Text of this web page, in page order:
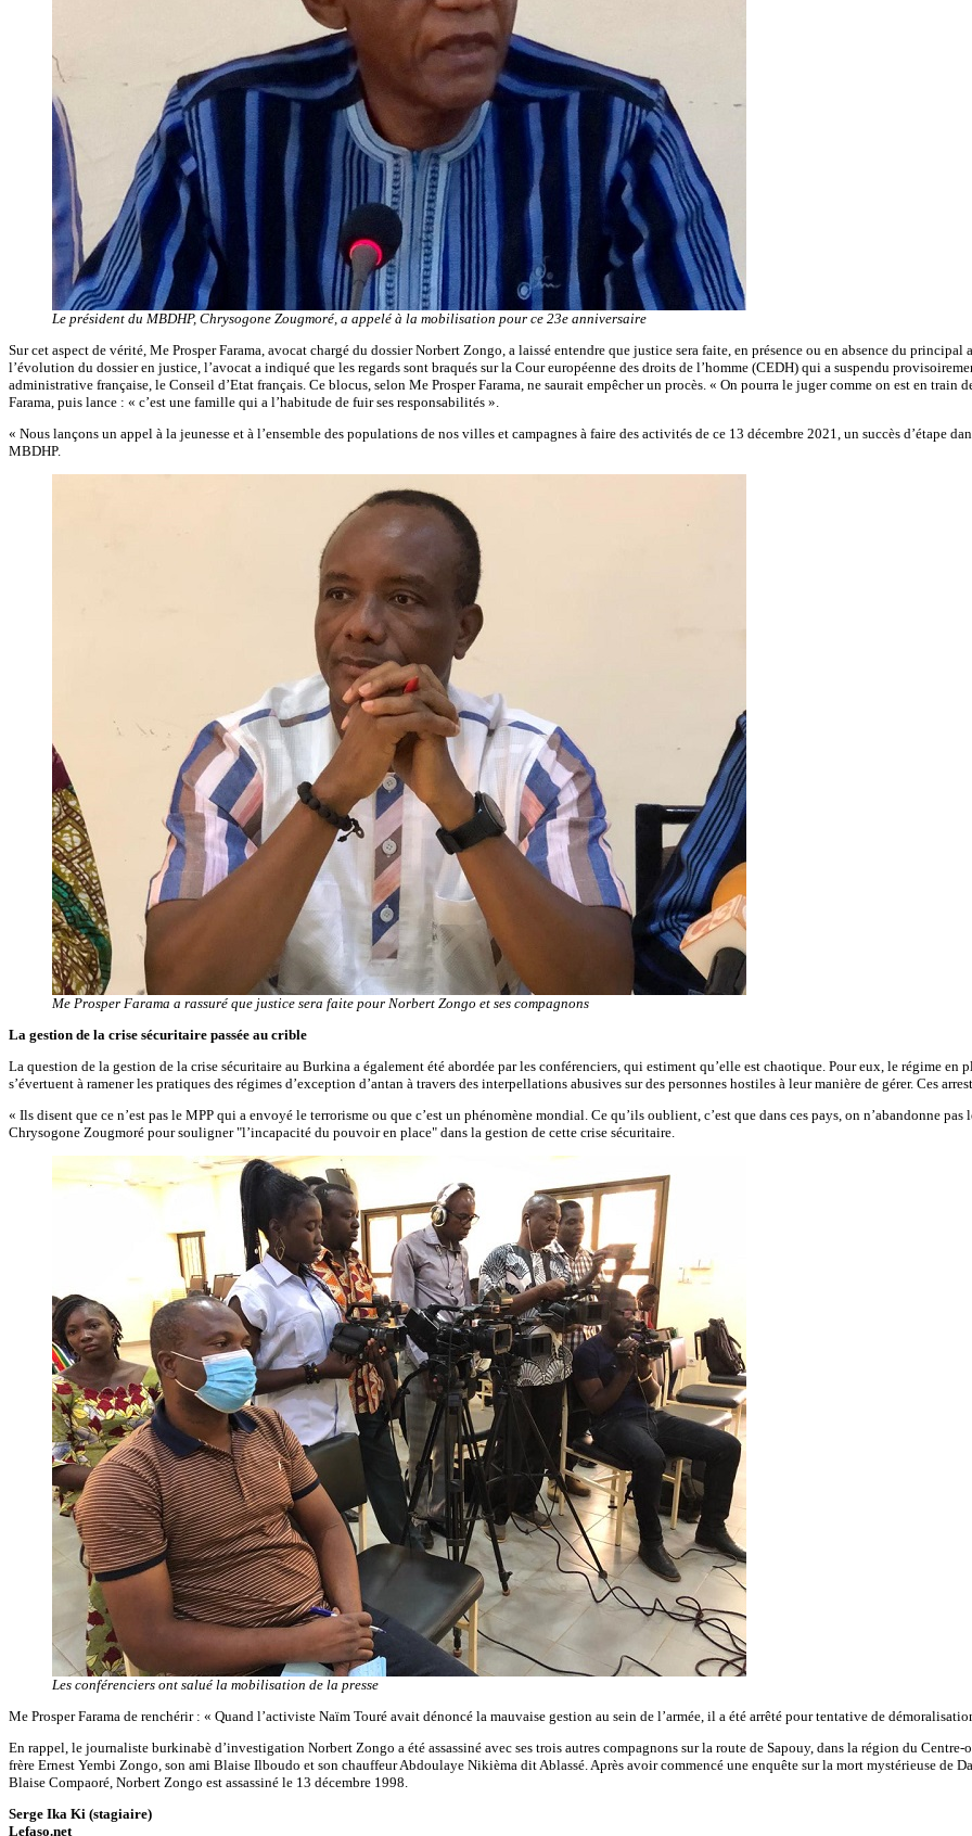
Le président du MBDHP, Chrysogone Zougmoré, a appelé à la mobilisation pour ce 23e anniversaire
Sur cet aspect de vérité, Me Prosper Farama, avocat chargé du dossier Norbert Zongo, a laissé entendre que justice sera faite, en présence ou en absence du
l’évolution du dossier en justice, l’avocat a indiqué que les regards sont braqués sur la Cour européenne des droits de l’homme (CEDH) qui a suspendu
administrative française, le Conseil d’Etat français. Ce blocus, selon Me Prosper Farama, ne saurait empêcher un procès. « On pourra le juger comme on est en train
Farama, puis lance : « c’est une famille qui a l’habitude de fuir ses responsabilités ».
« Nous lançons un appel à la jeunesse et à l’ensemble des populations de nos villes et campagnes à faire des activités de ce 13 décembre 2021, un succès d’étape
MBDHP.
Me Prosper Farama a rassuré que justice sera faite pour Norbert Zongo et ses compagnons
La gestion de la crise sécuritaire passée au crible
La question de la gestion de la crise sécuritaire au Burkina a également été abordée par les conférenciers, qui estiment qu’elle est chaotique. Pour eux, le régime
s’évertuent à ramener les pratiques des régimes d’exception d’antan à travers des interpellations abusives sur des personnes hostiles à leur manière de gérer. Ces
« Ils disent que ce n’est pas le MPP qui a envoyé le terrorisme ou que c’est un phénomène mondial. Ce qu’ils oublient, c’est que dans ces pays, on n’abandonne
Chrysogone Zougmoré pour souligner "l’incapacité du pouvoir en place" dans la gestion de cette crise sécuritaire.
Les conférenciers ont salué la mobilisation de la presse
Me Prosper Farama de renchérir : « Quand l’activiste Naïm Touré avait dénoncé la mauvaise gestion au sein de l’armée, il a été arrêté pour tentative de
En rappel, le journaliste burkinabè d’investigation Norbert Zongo a été assassiné avec ses trois autres compagnons sur la route de Sapouy, dans la région du
frère Ernest Yembi Zongo, son ami Blaise Ilboudo et son chauffeur Abdoulaye Nikièma dit Ablassé. Après avoir commencé une enquête sur la mort mystérieuse de
Blaise Compaoré, Norbert Zongo est assassiné le 13 décembre 1998.
Serge Ika Ki (stagiaire)
Lefaso.net